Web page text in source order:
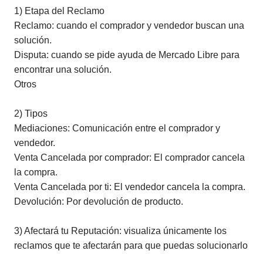
1) Etapa del Reclamo
Reclamo: cuando el comprador y vendedor buscan una
solución.
Disputa: cuando se pide ayuda de Mercado Libre para
encontrar una solución.
Otros
2) Tipos
Mediaciones: Comunicación entre el comprador y
vendedor.
Venta Cancelada por comprador: El comprador cancela
la compra.
Venta Cancelada por ti: El vendedor cancela la compra.
Devolución: Por devolución de producto.
3) Afectará tu Reputación: visualiza únicamente los
reclamos que te afectarán para que puedas solucionarlo